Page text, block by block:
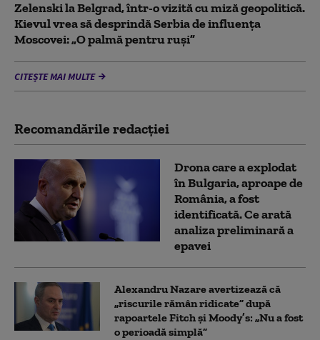
Zelenski la Belgrad, într-o vizită cu miză geopolitică.
Kievul vrea să desprindă Serbia de influența
Moscovei: „O palmă pentru ruși”
CITEȘTE MAI MULTE
Recomandările redacţiei
Drona care a explodat
în Bulgaria, aproape de
România, a fost
identificată. Ce arată
analiza preliminară a
epavei
Alexandru Nazare avertizează că
„riscurile rămân ridicate” după
rapoartele Fitch și Moody’s: „Nu a fost
o perioadă simplă”